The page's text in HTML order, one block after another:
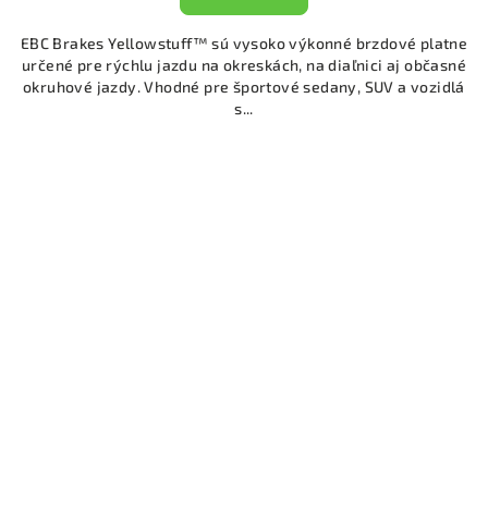
EBC Brakes Yellowstuff™ sú vysoko výkonné brzdové platne
určené pre rýchlu jazdu na okreskách, na diaľnici aj občasné
okruhové jazdy. Vhodné pre športové sedany, SUV a vozidlá
s...